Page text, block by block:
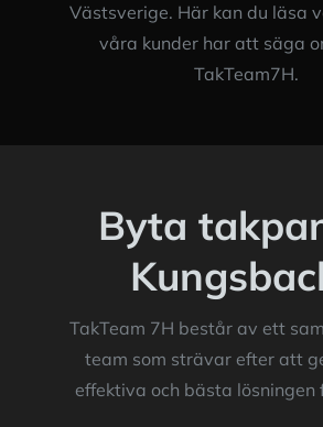
Västsverige. Här kan du läsa
våra kunder har att säga
TakTeam7H.
Byta
TakTeam 7H består av ett
team som strävar efter att
effektiva och bästa lösningen